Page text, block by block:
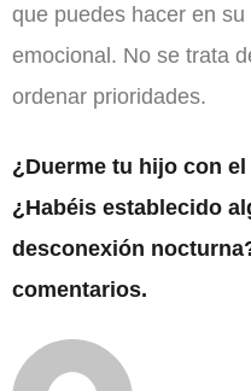
que puedes hacer en
emocional. No se trata
ordenar prioridades.
¿Duerme tu hijo con
¿Habéis establecido
desconexión
comentarios.